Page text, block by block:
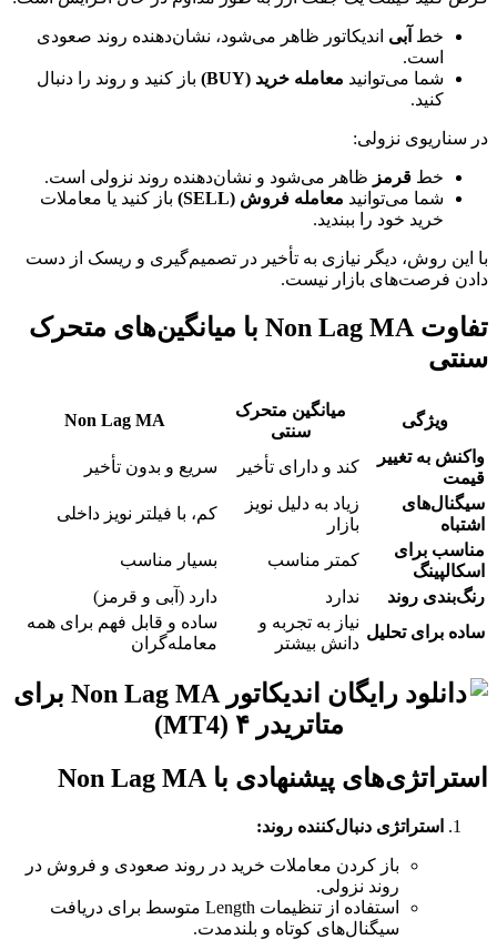
خط آبی اندیکاتور ظاهر می‌شود، نشان‌دهنده روند صعودی
است.
شما می‌توانید معامله خرید (BUY)
باز کنید و روند را دنبال
کنید.
در سناریوی نزولی:
خط قرمز ظاهر می‌شود و نشان‌دهنده روند نزولی است.
شما می‌توانید معامله فروش (SELL)
باز کنید یا معاملات
خرید خود را ببندید.
با این روش، دیگر نیازی به تأخیر در تصمیم‌گیری و ریسک از دست
دادن فرصت‌های بازار نیست.
تفاوت Non Lag MA با میانگین‌های متحرک
سنتی
ویژگی
میانگین متحرک
سنتی
Non Lag MA
واکنش به تغییر
قیمت
کند و دارای تأخیر
سریع و بدون تأخیر
سیگنال‌های
اشتباه
زیاد به دلیل نویز
بازار
کم، با فیلتر نویز داخلی
مناسب برای
اسکالپینگ
کمتر مناسب
بسیار مناسب
رنگ‌بندی روند
ندارد
دارد (آبی و قرمز)
ساده برای تحلیل
نیاز به تجربه و
دانش بیشتر
ساده و قابل فهم برای همه
معامله‌گران
استراتژی‌های پیشنهادی با Non Lag MA
استراتژی دنبال‌کننده روند:
باز کردن معاملات خرید در روند صعودی و فروش در
روند نزولی.
استفاده از تنظیمات Length متوسط برای دریافت
سیگنال‌های کوتاه و بلندمدت.